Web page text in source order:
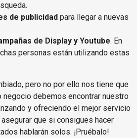
de publicidad para llegar a nuevas
de Display y Youtube. En
personas están utilizando estas
pero no por ello nos tiene que
negocio debemos encontrar nuestro
y ofreciendo el mejor servicio
que si consigues hacer
hablarán solos. ¡Pruébalo!